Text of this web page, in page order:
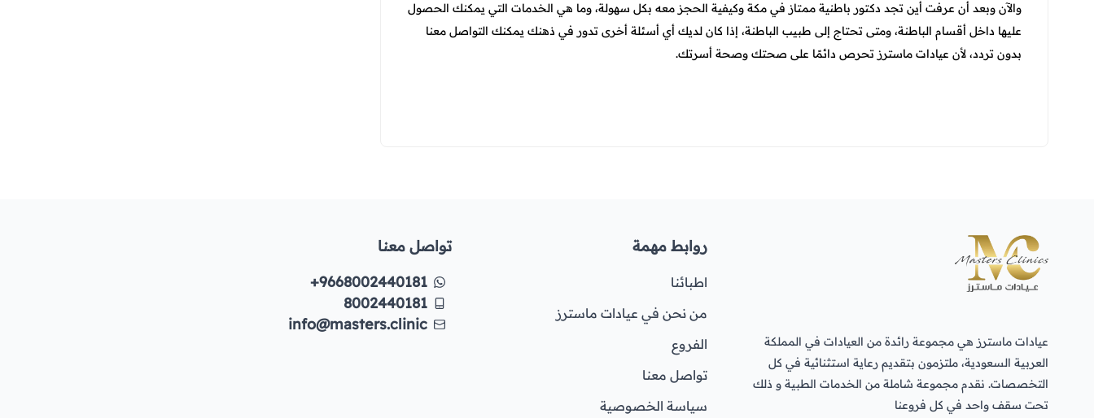
والآن وبعد أن عرفت أين تجد دكتور باطنية ممتاز في مكة وكيفية الحجز معه بكل سهولة، وما هي الخدمات التي يمكنك الحصول
عليها داخل أقسام الباطنة، ومتى تحتاج إلى طبيب الباطنة، إذا كان لديك أي أسئلة أخرى تدور في ذهنك يمكنك التواصل معنا
بدون تردد، لأن عيادات ماسترز تحرص دائمًا على صحتك وصحة أسرتك.
عيادات ماسترز هي مجموعة رائدة من العيادات في المملكة
العربية السعودية، ملتزمون بتقديم رعاية استثنائية في كل
التخصصات. نقدم مجموعة شاملة من الخدمات الطبية و ذلك
تحت سقف واحد في كل فروعنا
روابط مهمة
اطبائنا
من نحن في عيادات ماسترز
الفروع
تواصل معنا
سياسة الخصوصية
تواصل معنا
+9668002440181
8002440181
info@masters.clinic